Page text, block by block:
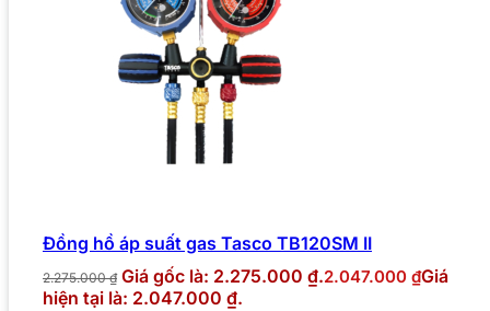
Đồng hồ áp suất gas Tasco TB120SM II
2.275.000₫ Giá gốc là: 2.275.000 ₫.2.047.000 ₫Giá
hiện tại là: 2.047.000 ₫.